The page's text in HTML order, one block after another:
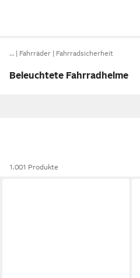
… Fahrräder Fahrradsicherheit
Beleuchtete Fahrradhelme
1.001 Produkte